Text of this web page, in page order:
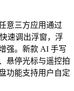
意三方应用通过
速调出浮窗，浮
强。新款 AI 手写
悬停光标与遥控拍
功能支持用户自定